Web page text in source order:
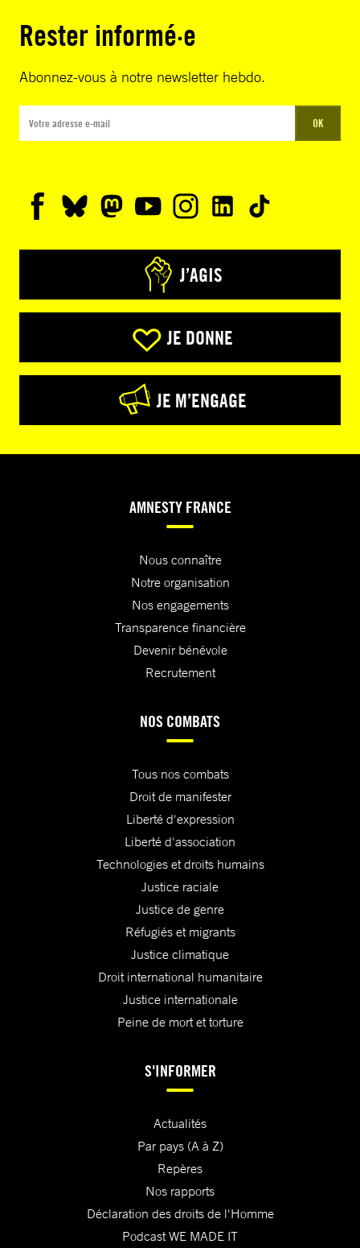
Rester informé·e
Abonnez-vous à notre newsletter hebdo.
OK
J’AGIS
JE DONNE
JE M’ENGAGE
AMNESTY FRANCE
Nous connaître
Notre organisation
Nos engagements
Transparence financière
Devenir bénévole
Recrutement
NOS COMBATS
Tous nos combats
Droit de manifester
Liberté d'expression
Liberté d'association
Technologies et droits humains
Justice raciale
Justice de genre
Réfugiés et migrants
Justice climatique
Droit international humanitaire
Justice internationale
Peine de mort et torture
S'INFORMER
Actualités
Par pays (A à Z)
Repères
Nos rapports
Déclaration des droits de l'Homme
Podcast WE MADE IT